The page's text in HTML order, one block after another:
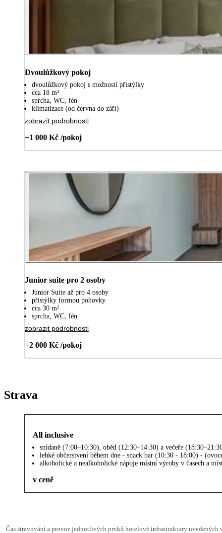
Dvoulůžkový pokoj
dvoulůžkový pokoj s možností přistýlky
cca 18 m²
sprcha, WC, fén
klimatizace (od června do září)
zobrazit podrobnosti
+1 000 Kč /pokoj
Junior suite pro 2 osoby
Junior Suite až pro 4 osoby
přistýlky formou pohovky
cca 30 m²
sprcha, WC, fén
zobrazit podrobnosti
+2 000 Kč /pokoj
Strava
All inclusive
snídaně (7:00–10:30), oběd (12:30–14:30) a večeře
lehké občerstvení během dne - snack bar (10:30 - 18:00) -
alkoholické a nealkoholické nápoje místní výroby v časech a
v ceně
Čas stravování a provoz jednotlivých prvků hotelové infrastruktury uvedených